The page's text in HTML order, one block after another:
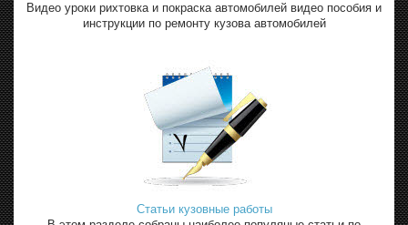
Видео уроки рихтовка и покраска автомобилей видео пособия и
инструкции по ремонту кузова автомобилей
Статьи кузовные работы